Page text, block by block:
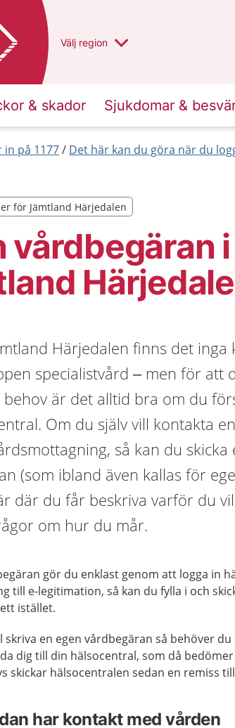
Du har valt region
Välj en annan
region
& skador Sjukdomar &
in på 1177 Det här kan du göra när du
vårdbegäran i
för Jämtland Härjedalen
för Jämtland Härjedalen
Härjedalen finns det
specialistvård – men för att
är det alltid bra om du
Om du själv vill kontakta
så kan du skicka
(som ibland även kallas för
där du får beskriva varför du
om hur du mår.
gör du enklast genom att logga in
till e-legitimation, så kan du fylla i och
istället.
skriva en egen vårdbegäran så behöver
dig till din hälsocentral, som då
skickar hälsocentralen sedan en remiss
har kontakt med vården